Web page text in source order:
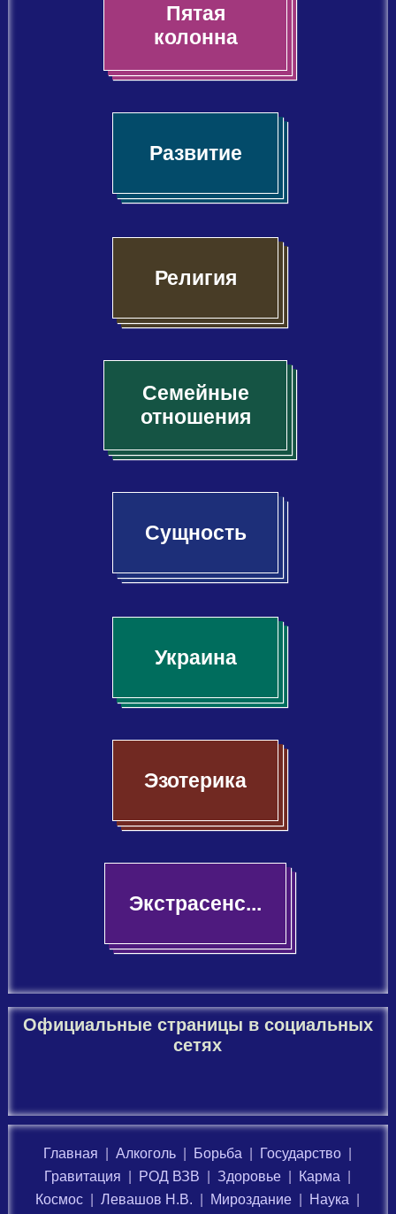
Пятая
колонна
Развитие
Религия
Семейные
отношения
Сущность
Украина
Эзотерика
Экстрасенс...
Официальные страницы в социальных
сетях
Главная Алкоголь Борьба Государство
Гравитация
РОД ВЗВ Здоровье Карма
Космос
Левашов Н.В. Мироздание Наука